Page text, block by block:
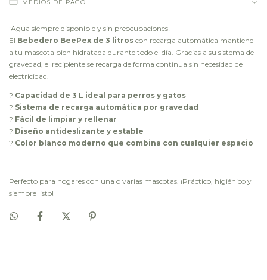
MEDIOS DE PAGO
¡Agua siempre disponible y sin preocupaciones!
El Bebedero BeePex de 3 litros con recarga automática mantiene
a tu mascota bien hidratada durante todo el día. Gracias a su sistema de
gravedad, el recipiente se recarga de forma continua sin necesidad de
electricidad.
? Capacidad de 3 L ideal para perros y gatos
? Sistema de recarga automática por gravedad
? Fácil de limpiar y rellenar
? Diseño antideslizante y estable
? Color blanco moderno que combina con cualquier espacio
Perfecto para hogares con una o varias mascotas. ¡Práctico, higiénico y
siempre listo!